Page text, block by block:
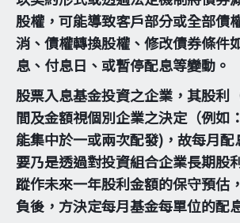
股權，可能導致客戶部分或全部債
消、債權轉換股權、修改債券條件
息、付息日、或暫停配息等變動。
股票入息基金投資之企業，其股利
間及金額視個別企業之決定（例如
能集中於一或兩次配發)，故每月
要乃是透過對投資組合企業長期股
蹤作未來一年股利金額的保守預估
負後，方決定每月基金每單位的配